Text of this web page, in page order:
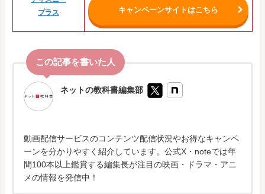
プラス
キャンペーンサイトはこちら
ネットの教科書編集部
動画配信サービスのコンテンツ配信状況やお得なキャンペ
ーンを分かりやすく紹介しています。公式X・noteでは年
間100本以上鑑賞する編集長が注目の映画・ドラマ・アニ
メの情報を発信中！